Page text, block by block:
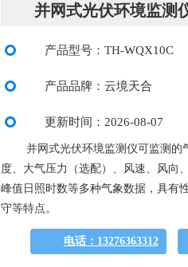
并网式光伏环境监测
产品型号：TH-WQX10C
产品品牌：云境天合
更新时间：2026-08-07
并网式光伏环境监测仪可监测的
度、大气压力（选配）、风速、风向
峰值日照时数等多种气象数据，具有
守等特点。
电话：13276363312